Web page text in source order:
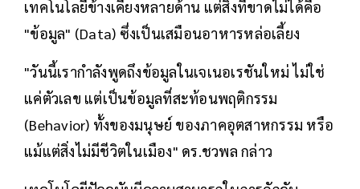
เทคโนโลยีข้างเคียงหลายด้าน แต่สิ่งที่ขาดไม่ได้คือ
"ข้อมูล" (Data) ซึ่งเป็นเสมือนอาหารหล่อเลี้ยง
"วันนี้เรากำลังพูดถึงข้อมูลในเจเนอเรชันใหม่ ไม่ใช่
แค่ตัวเลข แต่เป็นข้อมูลที่สะท้อนพฤติกรรม
(Behavior) ทั้งของมนุษย์ ของภาคอุตสาหกรรม หรือ
แม้แต่สิ่งไม่มีชีวิตในเมือง" ดร.ชวพล กล่าว